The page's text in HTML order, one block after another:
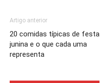
Artigo anterior
20 comidas típicas de festa
junina e o que cada uma
representa